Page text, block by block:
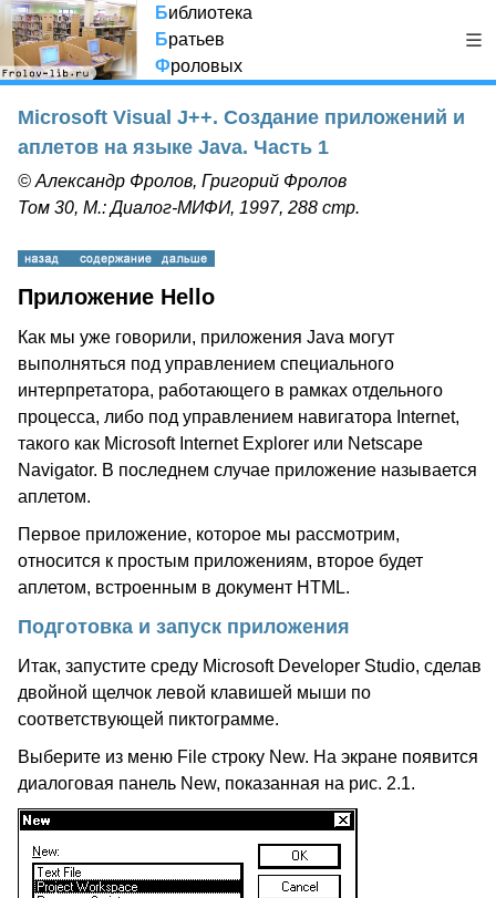
Библиотека
Братьев
Фроловых
Microsoft Visual J++. Создание приложений и
аплетов на языке Java. Часть 1
© Александр Фролов, Григорий Фролов
Том 30, М.: Диалог-МИФИ, 1997, 288 стр.
Приложение Hello
Как мы уже говорили, приложения Java могут
выполняться под управлением специального
интерпретатора, работающего в рамках отдельного
процесса, либо под управлением навигатора Internet,
такого как Microsoft Internet Explorer или Netscape
Navigator. В последнем случае приложение называется
аплетом.
Первое приложение, которое мы рассмотрим,
относится к простым приложениям, второе будет
аплетом, встроенным в документ HTML.
Подготовка и запуск приложения
Итак, запустите среду Microsoft Developer Studio, сделав
двойной щелчок левой клавишей мыши по
соответствующей пиктограмме.
Выберите из меню File строку New. На экране появится
диалоговая панель New, показанная на рис. 2.1.